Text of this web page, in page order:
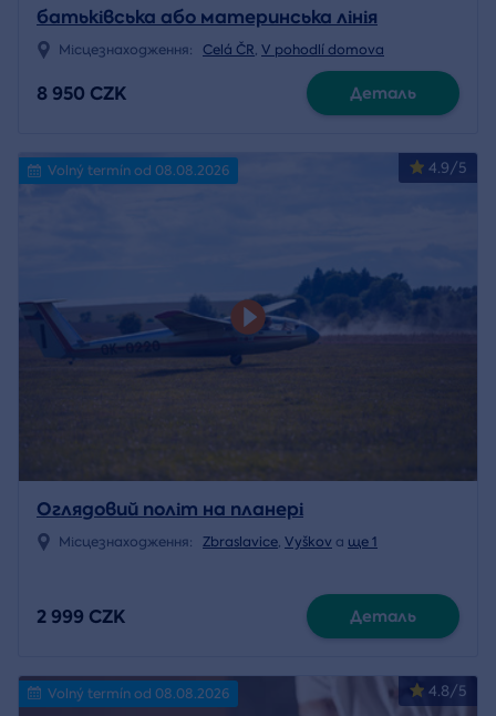
батьківська або материнська лінія
Місцезнаходження: Celá ČR, V pohodlí domova
8 950 CZK Деталь
4.9/5
Volný termín od 08.08.2026
Оглядовий політ на планері
Місцезнаходження: Zbraslavice, Vyškov a ще 1
2 999 CZK Деталь
4.8/5
Volný termín od 08.08.2026